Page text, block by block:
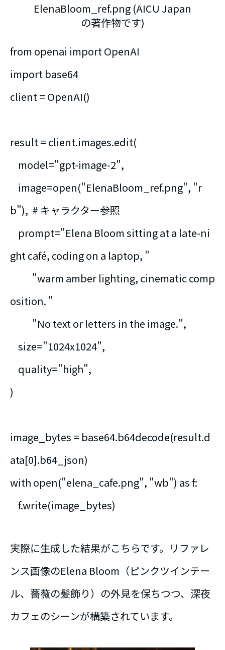
ElenaBloom_ref.png (AICU Japan
の著作物です)
from openai import OpenAI
import base64
client = OpenAI()
result = client.images.edit(
model="gpt-image-2",
image=open("ElenaBloom_ref.png", "r
b"), # キャラクター参照
prompt="Elena Bloom sitting at a late-ni
ght café, coding on a laptop, "
"warm amber lighting, cinematic comp
osition. "
"No text or letters in the image.",
size="1024x1024",
quality="high",
)
image_bytes = base64.b64decode(result.d
ata[0].b64_json)
with open("elena_cafe.png", "wb") as f:
f.write(image_bytes)
実際に生成した結果がこちらです。リファレ
ンス画像のElena Bloom（ピンクツインテー
ル、薔薇の髪飾り）の外見を保ちつつ、深夜
カフェのシーンが構築されています。